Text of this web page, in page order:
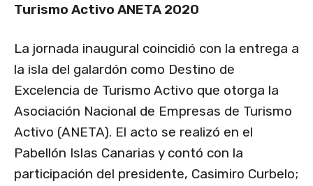
Turismo Activo ANETA 2020
La jornada inaugural coincidió con la entrega a
la isla del galardón como Destino de
Excelencia de Turismo Activo que otorga la
Asociación Nacional de Empresas de Turismo
Activo (ANETA). El acto se realizó en el
Pabellón Islas Canarias y contó con la
participación del presidente, Casimiro Curbelo;